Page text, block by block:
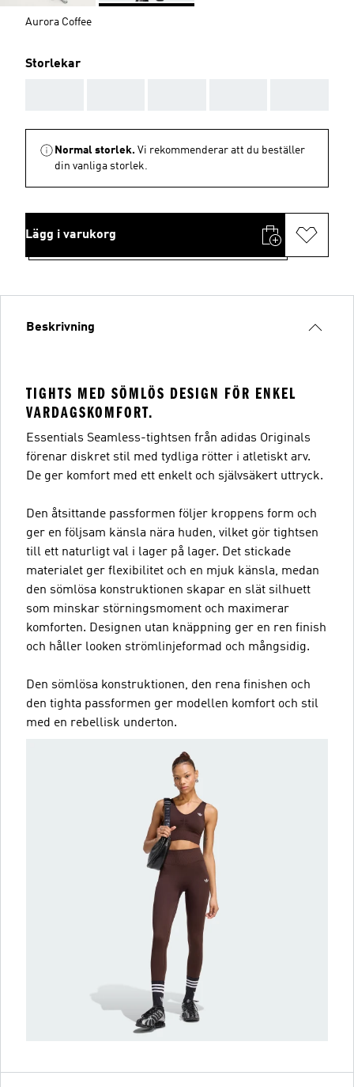
Aurora Coffee
Storlekar
Normal storlek. Vi rekommenderar att du beställer
din vanliga storlek.
Lägg i varukorg
Beskrivning
TIGHTS MED SÖMLÖS DESIGN FÖR ENKEL
VARDAGSKOMFORT.
Essentials Seamless-tightsen från adidas Originals
förenar diskret stil med tydliga rötter i atletiskt arv.
De ger komfort med ett enkelt och självsäkert uttryck.
Den åtsittande passformen följer kroppens form och
ger en följsam känsla nära huden, vilket gör tightsen
till ett naturligt val i lager på lager. Det stickade
materialet ger flexibilitet och en mjuk känsla, medan
den sömlösa konstruktionen skapar en slät silhuett
som minskar störningsmoment och maximerar
komforten. Designen utan knäppning ger en ren finish
och håller looken strömlinjeformad och mångsidig.
Den sömlösa konstruktionen, den rena finishen och
den tighta passformen ger modellen komfort och stil
med en rebellisk underton.